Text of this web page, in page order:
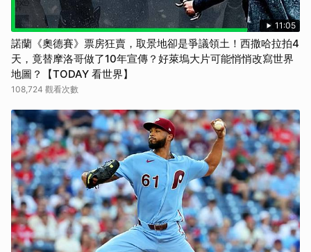
11:05
諾蘭《奧德賽》票房狂賣，取景地卻是爭議領土！西撒哈拉拍4
天，竟替摩洛哥做了10年宣傳？好萊塢大片可能悄悄改寫世界
地圖？【TODAY 看世界】
108,724 觀看次數
取消